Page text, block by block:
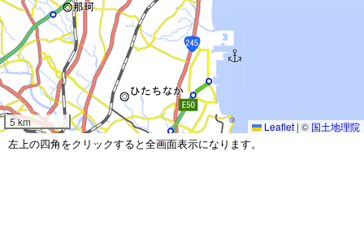
5 km Leaflet | © 国土地理院
左上の四角をクリックすると全画面表示になります。